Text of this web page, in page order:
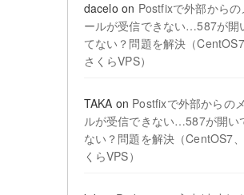
dacelo on Postfixで外部からの
ールが受信できない…587が開
てない？問題を解決（CentOS7
さくらVPS）
TAKA on Postfixで外部からの
ルが受信できない…587が開い
ない？問題を解決（CentOS7
くらVPS）